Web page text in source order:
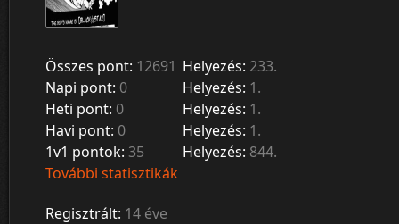
Összes pont: 12691 Helyezés: 233.
Napi pont: 0 Helyezés: 1.
Heti pont: 0 Helyezés: 1.
Havi pont: 0 Helyezés: 1.
1v1 pontok: 35 Helyezés: 844.
További statisztikák
Regisztrált: 14 éve